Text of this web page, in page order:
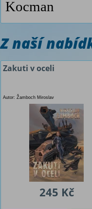
Kocman
Z naší
Zakuti v oceli
Autor: Žamboch Miroslav
245 Kč